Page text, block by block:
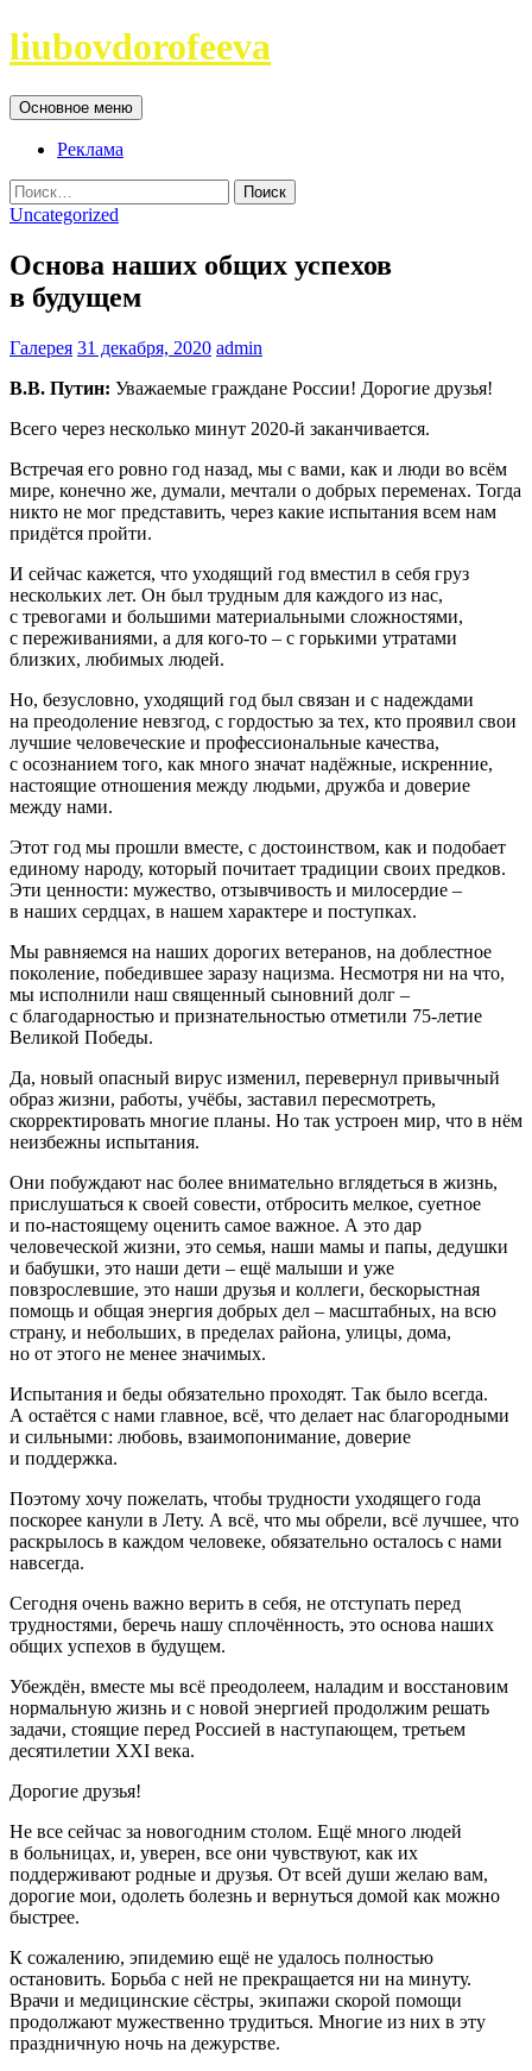
Перейти
к
liubovdorofeeva
Поиск
Основное меню
Реклама
Найти:
Uncategorized
Основа наших общих успехов
в будущем
Галерея 31 декабря, 2020 admin
В.В. Путин: Уважаемые граждане России! Дорогие друзья!
Всего через несколько минут 2020-й заканчивается.
Встречая его ровно год назад, мы с вами, как и люди во всём
мире, конечно же, думали, мечтали о добрых переменах. Тогда
никто не мог представить, через какие испытания всем нам
придётся пройти.
И сейчас кажется, что уходящий год вместил в себя груз
нескольких лет. Он был трудным для каждого из нас,
с тревогами и большими материальными сложностями,
с переживаниями, а для кого-то – с горькими утратами
близких, любимых людей.
Но, безусловно, уходящий год был связан и с надеждами
на преодоление невзгод, с гордостью за тех, кто проявил свои
лучшие человеческие и профессиональные качества,
с осознанием того, как много значат надёжные, искренние,
настоящие отношения между людьми, дружба и доверие
между нами.
Этот год мы прошли вместе, с достоинством, как и подобает
единому народу, который почитает традиции своих предков.
Эти ценности: мужество, отзывчивость и милосердие –
в наших сердцах, в нашем характере и поступках.
Мы равняемся на наших дорогих ветеранов, на доблестное
поколение, победившее заразу нацизма. Несмотря ни на что,
мы исполнили наш священный сыновний долг –
с благодарностью и признательностью отметили 75-летие
Великой Победы.
Да, новый опасный вирус изменил, перевернул привычный
образ жизни, работы, учёбы, заставил пересмотреть,
скорректировать многие планы. Но так устроен мир, что в нём
неизбежны испытания.
Они побуждают нас более внимательно вглядеться в жизнь,
прислушаться к своей совести, отбросить мелкое, суетное
и по-настоящему оценить самое важное. А это дар
человеческой жизни, это семья, наши мамы и папы, дедушки
и бабушки, это наши дети – ещё малыши и уже
повзрослевшие, это наши друзья и коллеги, бескорыстная
помощь и общая энергия добрых дел – масштабных, на всю
страну, и небольших, в пределах района, улицы, дома,
но от этого не менее значимых.
Испытания и беды обязательно проходят. Так было всегда.
А остаётся с нами главное, всё, что делает нас благородными
и сильными: любовь, взаимопонимание, доверие
и поддержка.
Поэтому хочу пожелать, чтобы трудности уходящего года
поскорее канули в Лету. А всё, что мы обрели, всё лучшее, что
раскрылось в каждом человеке, обязательно осталось с нами
навсегда.
Сегодня очень важно верить в себя, не отступать перед
трудностями, беречь нашу сплочённость, это основа наших
общих успехов в будущем.
Убеждён, вместе мы всё преодолеем, наладим и восстановим
нормальную жизнь и с новой энергией продолжим решать
задачи, стоящие перед Россией в наступающем, третьем
десятилетии XXI века.
Дорогие друзья!
Не все сейчас за новогодним столом. Ещё много людей
в больницах, и, уверен, все они чувствуют, как их
поддерживают родные и друзья. От всей души желаю вам,
дорогие мои, одолеть болезнь и вернуться домой как можно
быстрее.
К сожалению, эпидемию ещё не удалось полностью
остановить. Борьба с ней не прекращается ни на минуту.
Врачи и медицинские сёстры, экипажи скорой помощи
продолжают мужественно трудиться. Многие из них в эту
праздничную ночь на дежурстве.